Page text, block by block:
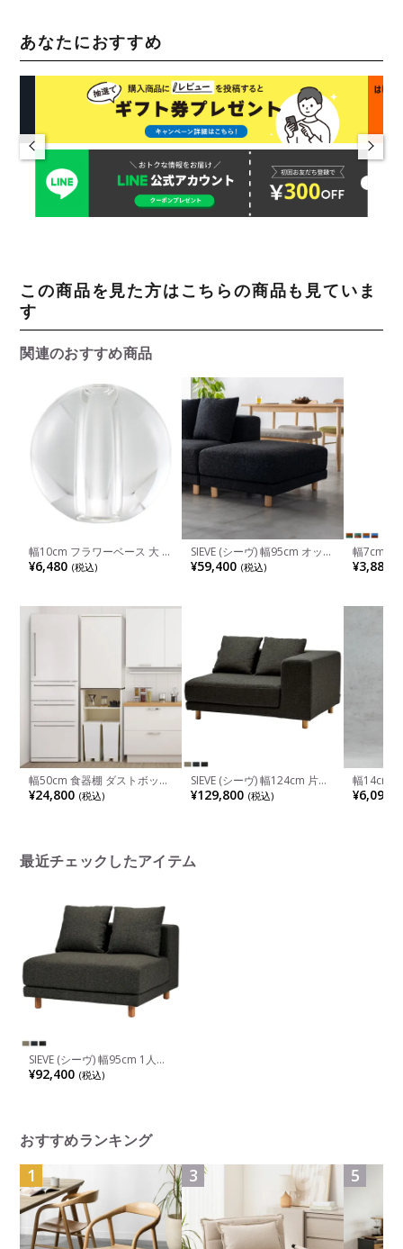
あなたにおすすめ
この商品を見た方はこちらの商品も見ていま
す
関連のおすすめ商品
幅10cm フラワーベース 大 ク
リア ガラス 花瓶 球体 一輪挿
し クリスタルガラス 花器 オ
関 モダン 透明 完成品
¥6,480 (税込)
SIEVE (シーヴ) 幅95cm オット
マン スナグ ユニットソファ
システムソファ ロータイプ
¥59,400 (税込)
幅7cm フ
ア ガラス
オブジェ
ン ブルー
¥3,880
幅50cm 食器棚 ダストボック
スストレージ プラシア ごみ
箱収納 スリムストッカー キ
¥24,800 (税込)
SIEVE (シーヴ) 幅124cm 片肘
ソファ スナグ ユニットソフ
ァ システムソファ 左ひじ ロ
¥129,800 (税込)
幅14cm
ザイクガ
花入れ ガ
¥6,090
最近チェックしたアイテム
SIEVE (シーヴ) 幅95cm 1人掛
け ソファ スナグ ユニットソ
ファ システムソファ ロータ
¥92,400 (税込)
おすすめランキング
1 3 5